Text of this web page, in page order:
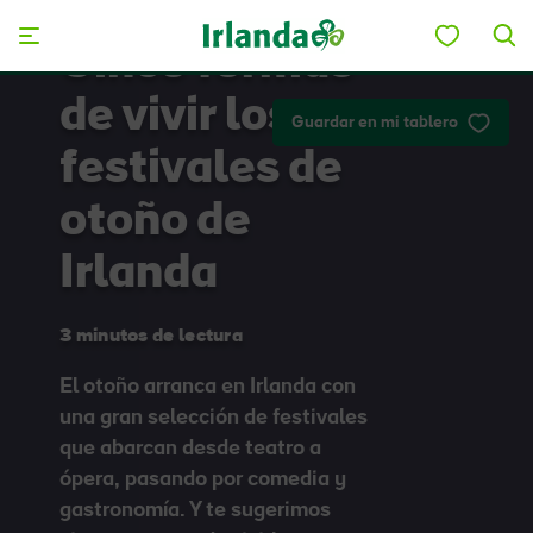
Guardar en mi tablero
Cinco formas
de vivir los
festivales de
otoño de
Irlanda
3 minutos de lectura
El otoño arranca en Irlanda con
una gran selección de festivales
que abarcan desde teatro a
ópera, pasando por comedia y
gastronomía. Y te sugerimos